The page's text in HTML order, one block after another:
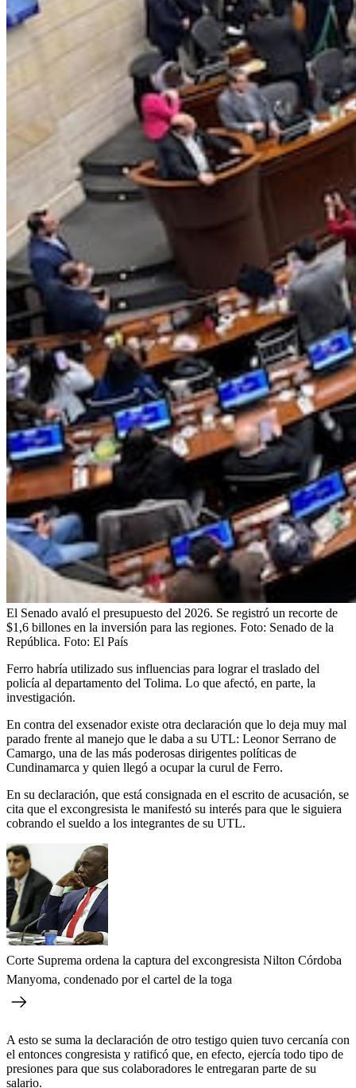
El Senado avaló el presupuesto del 2026. Se registró un recorte de
$1,6 billones en la inversión para las regiones. Foto: Senado de la
República. Foto: El País
Ferro habría utilizado sus influencias para lograr el traslado del
policía al departamento del Tolima. Lo que afectó, en parte, la
investigación.
En contra del exsenador existe otra declaración que lo deja muy mal
parado frente al manejo que le daba a su UTL: Leonor Serrano de
Camargo, una de las más poderosas dirigentes políticas de
Cundinamarca y quien llegó a ocupar la curul de Ferro.
En su declaración, que está consignada en el escrito de acusación, se
cita que el excongresista le manifestó su interés para que le siguiera
cobrando el sueldo a los integrantes de su UTL.
Corte Suprema ordena la captura del excongresista Nilton Córdoba
Manyoma, condenado por el cartel de la toga
A esto se suma la declaración de otro testigo quien tuvo cercanía con
el entonces congresista y ratificó que, en efecto, ejercía todo tipo de
presiones para que sus colaboradores le entregaran parte de su
salario.